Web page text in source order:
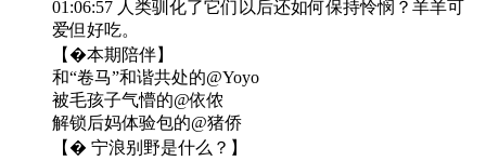
01:06:57 人类驯化了它们以后还如何保持怜悯？羊羊可
爱但好吃。
【�️本期陪伴】
和“卷马”和谐共处的@Yoyo
被毛孩子气懵的@依侬
解锁后妈体验包的@猪侨
【� 宁浪别野是什么？】